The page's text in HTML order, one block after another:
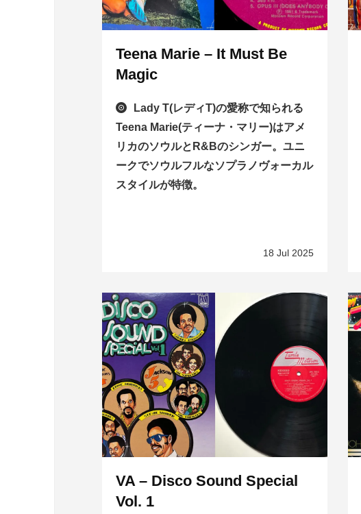
Teena Marie – It Must Be
Magic
Lady T(レディT)の愛称で知られる
Teena Marie(ティーナ・マリー)はアメ
リカのソウルとR&Bのシンガー。ユニ
ークでソウルフルなソプラノヴォーカル
スタイルが特徴。
18 Jul 2025
VA – Disco Sound Special
Vol. 1